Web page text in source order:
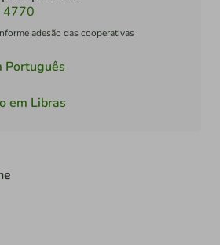
4770
adesão das cooperativas
Português
em Libras